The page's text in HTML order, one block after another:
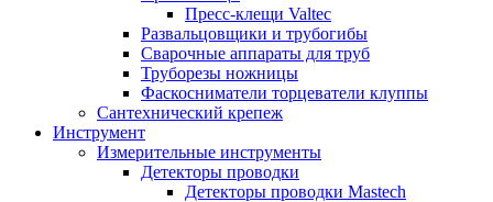
Пресс-клещи Valtec
Развальцовщики и трубогибы
Сварочные аппараты для труб
Труборезы ножницы
Фаскосниматели торцеватели клуппы
Сантехнический крепеж
Инструмент
Измерительные инструменты
Детекторы проводки
Детекторы проводки Mastech